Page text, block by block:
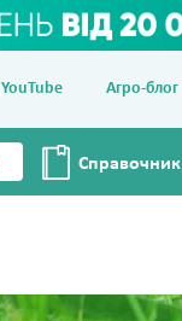
YouTube Агро-блог
Справочник